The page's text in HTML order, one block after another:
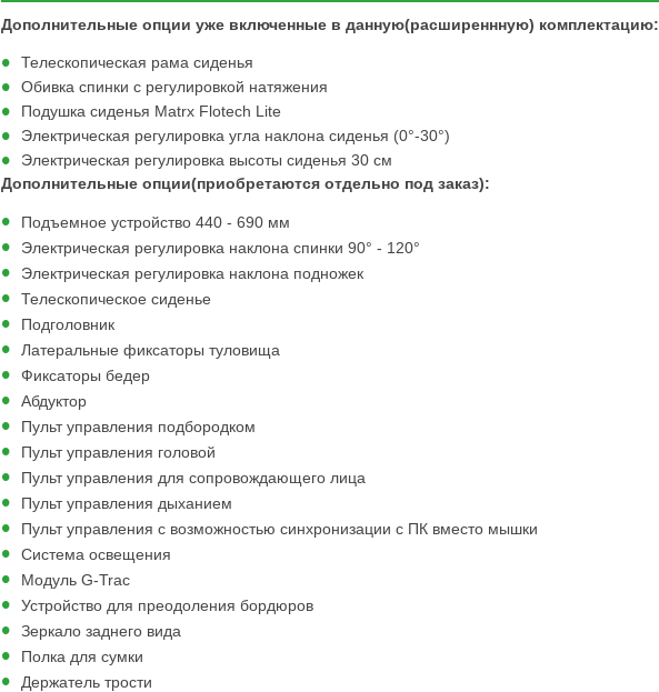
Дополнительные опции уже включенные в данную(расширеннную) комплектацию:
Телескопическая рама сиденья
Обивка спинки с регулировкой натяжения
Подушка сиденья Matrx Flotech Lite
Электрическая регулировка угла наклона сиденья (0°-30°)
Электрическая регулировка высоты сиденья 30 см
Дополнительные опции(приобретаются отдельно под заказ):
Подъемное устройство 440 - 690 мм
Электрическая регулировка наклона спинки 90° - 120°
Электрическая регулировка наклона подножек
Телескопическое сиденье
Подголовник
Латеральные фиксаторы туловища
Фиксаторы бедер
Абдуктор
Пульт управления подбородком
Пульт управления головой
Пульт управления для сопровождающего лица
Пульт управления дыханием
Пульт управления с возможностью синхронизации с ПК вместо мышки
Система освещения
Модуль G-Trac
Устройство для преодоления бордюров
Зеркало заднего вида
Полка для сумки
Держатель трости